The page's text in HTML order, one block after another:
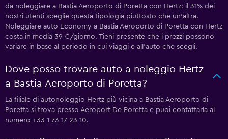
da noleggiare a Bastia Aeroporto di Poretta con Hertz: il 31% dei
nostri utenti sceglie questa tipologia piuttosto che un'altra.
Noleggiare auto Economy a Bastia Aeroporto di Poretta con Hertz
costa in media 39 €/giorno. Tieni presente che i prezzi possono
variare in base al periodo in cui viaggi e all'auto che scegli.
Dove posso trovare auto a noleggio Hertz
a Bastia Aeroporto di Poretta?
La filiale di autonoleggio Hertz più vicina a Bastia Aeroporto di
Poretta si trova presso Aeroport De Poretta e puoi contattarla al
numero +33 1 73 17 23 10.